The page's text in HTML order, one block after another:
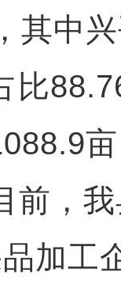
其中
比
前，
加工